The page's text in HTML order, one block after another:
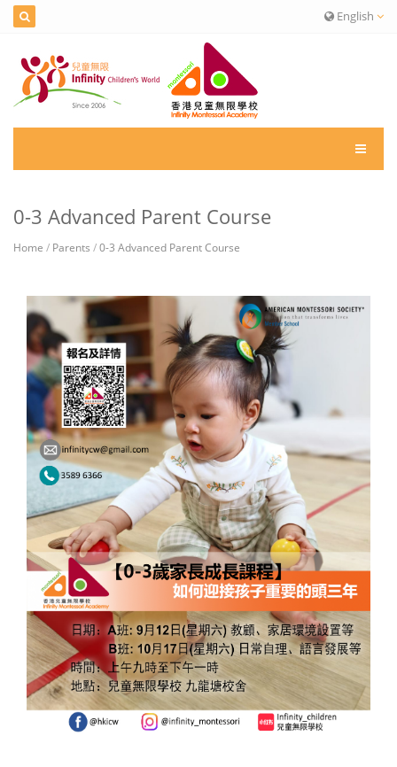
English
0-3 Advanced Parent Course
Home / Parents /0-3 Advanced Parent Course